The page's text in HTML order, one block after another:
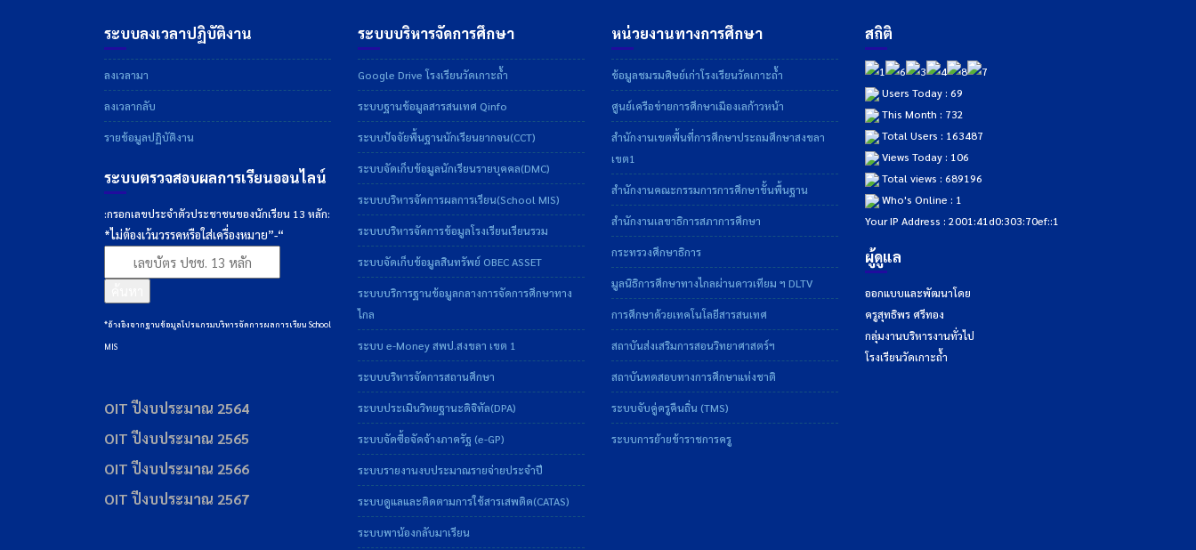
ระบบลงเวลาปฏิบัติงาน
ลงเวลามา
ลงเวลากลับ
รายข้อมูลปฏิบัติงาน
ระบบตรวจสอบผลการเรียนออนไลน์
:กรอกเลขประจำตัวประชาชนของนักเรียน 13 หลัก:
*ไม่ต้องเว้นวรรคหรือใส่เครื่องหมาย”-“
*อ้างอิงจากฐานข้อมูลโปรแกรมบริหารจัดการผลการเรียน School
MIS
OIT ปีงบประมาณ 2564
OIT ปีงบประมาณ 2565
OIT ปีงบประมาณ 2566
OIT ปีงบประมาณ 2567
ระบบบริหารจัดการศึกษา
Google Drive โรงเรียนวัดเกาะถ้ำ
ระบบฐานข้อมูลสารสนเทศ Qinfo
ระบบปัจจัยพื้นฐานนักเรียนยากจน(CCT)
ระบบจัดเก็บข้อมูลนักเรียนรายบุคคล(DMC)
ระบบบริหารจัดการผลการเรียน(School MIS)
ระบบบริหารจัดการข้อมูลโรงเรียนเรียนรวม
ระบบจัดเก็บข้อมูลสินทรัพย์ OBEC ASSET
ระบบบริการฐานข้อมูลกลางการจัดการศึกษาทาง
ไกล
ระบบ e-Money สพป.สงขลา เขต 1
ระบบบริหารจัดการสถานศึกษา
ระบบประเมินวิทยฐานะดิจิทัล(DPA)
ระบบจัดซื้อจัดจ้างภาครัฐ (e-GP)
ระบบรายงานงบประมาณรายจ่ายประจำปี
ระบบดูแลและติดตามการใช้สารเสพติด(CATAS)
ระบบพาน้องกลับมาเรียน
หน่วยงานทางการศึกษา
ข้อมูลชมรมศิษย์เก่าโรงเรียนวัดเกาะถ้ำ
ศูนย์เครือข่ายการศึกษาเมืองเลก้าวหน้า
สำนักงานเขตพื้นที่การศึกษาประถมศึกษาสงขลา
เขต1
สำนักงานคณะกรรมการการศึกษาขั้นพื้นฐาน
สำนักงานเลขาธิการสภาการศึกษา
กระทรวงศึกษาธิการ
มูลนิธิการศึกษาทางไกลผ่านดาวเทียม ฯ DLTV
การศึกษาด้วยเทคโนโลยีสารสนเทศ
สถาบันส่งเสริมการสอนวิทยาศาสตร์ฯ
สถาบันทดสอบทางการศึกษาแห่งชาติ
ระบบจับคู่ครูคืนถิ่น (TMS)
ระบบการย้ายข้าราชการครู
สถิติ
Users Today : 69
This Month : 732
Total Users : 163487
Views Today : 106
Total views : 689196
Who's Online : 1
Your IP Address : 2001:41d0:303:70ef::1
ผู้ดูแล
ออกแบบและพัฒนาโดย
ครูสุทธิพร ศรีทอง
กลุ่มงานบริหารงานทั่วไป
โรงเรียนวัดเกาะถ้ำ